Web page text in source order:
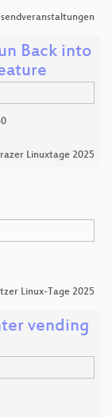
Back into
Linuxtage 2025
Linux-Tage 2025
vending